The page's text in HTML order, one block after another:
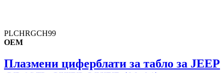
PLCHRGCH99
OEM
Плазмени циферблати за табло за JEEP